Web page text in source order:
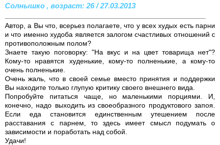
Солнышко , возраст: 26 / 27.03.2013
Автор, а Вы что, всерьез полагаете, что у всех худых есть парни
и что именно худоба является залогом счастливых отношений с
противоположным полом?
Знаете такую поговорку: "На вкус и на цвет товарища нет"?
Кому-то нравятся худенькие, кому-то полненькие, а кому-то
очень полненькие.
Очень жаль, что в своей семье вместо принятия и поддержки
Вы находите только глупую критику своего внешнего вида.
Попробуйте питаться чаще, но маленькими порциями. И,
конечно, надо выходить из своеобразного продуктового запоя.
Если еда становится единственным утешением после
расставания с парнем, то здесь имеет смысл подумать о
зависимости и поработать над собой.
Удачи!